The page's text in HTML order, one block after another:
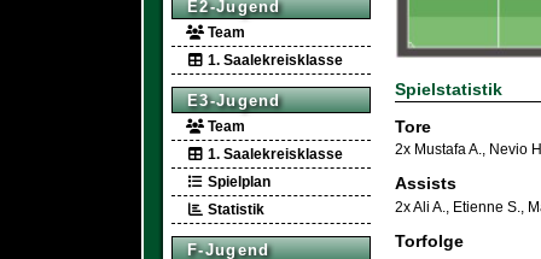
E2-Jugend
Team
1. Saalekreisklasse
E3-Jugend
Team
1. Saalekreisklasse
Spielplan
Statistik
F-Jugend
Spielstatistik
Tore
2x Mustafa A., Nevio
Assists
2x Ali A. Etienne S.
Torfolge